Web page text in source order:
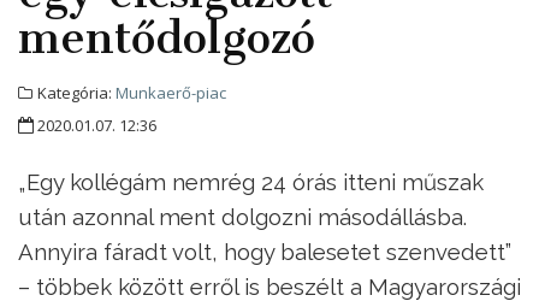
mentődolgozó
Kategória: Munkaerő-piac
2020.01.07. 12:36
„Egy kollégám nemrég 24 órás itteni műszak
után azonnal ment dolgozni másodállásba.
Annyira fáradt volt, hogy balesetet szenvedett”
– többek között erről is beszélt a Magyarországi